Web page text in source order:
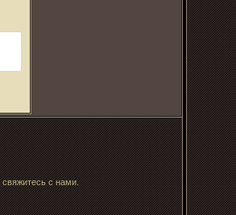
с нами.